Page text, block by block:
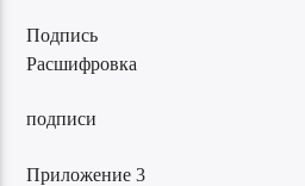
Расшифровка
подписи
Приложение 3